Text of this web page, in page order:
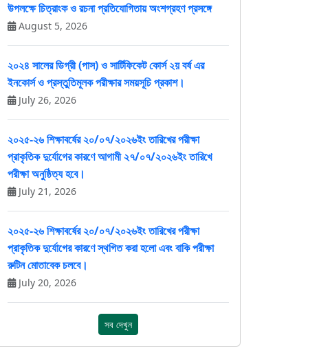
উপলক্ষে চিত্রাংক ও রচনা প্রতিযোগিতায় অংশগ্রহণ প্রসঙ্গে
August 5, 2026
২০২৪ সালের ডিগ্রী (পাস) ও সার্টিফিকেট কোর্স ২য় বর্ষ এর
ইনকোর্স ও প্রস্তুতিমূলক পরীক্ষার সময়সূচি প্রকাশ।
July 26, 2026
২০২৫-২৬ শিক্ষাবর্ষের ২০/০৭/২০২৬ইং তারিখের পরীক্ষা
প্রাকৃতিক দুর্যোগের কারণে আগামী ২৭/০৭/২০২৬ইং তারিখে
পরীক্ষা অনুষ্ঠিত্য হবে।
July 21, 2026
২০২৫-২৬ শিক্ষাবর্ষের ২০/০৭/২০২৬ইং তারিখের পরীক্ষা
প্রাকৃতিক দুর্যোগের কারণে স্থগিত করা হলো এবং বাকি পরীক্ষা
রুটিন মোতাবেক চলবে।
July 20, 2026
সব দেখুন